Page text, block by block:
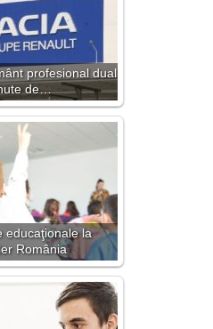
profesional dual
de…
educaţionale la
România